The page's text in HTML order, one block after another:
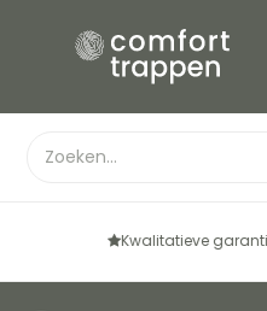
Kwalitatieve garantie van 25